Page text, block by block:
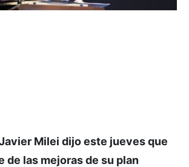
Milei dijo este jueves que
de las mejoras de su plan